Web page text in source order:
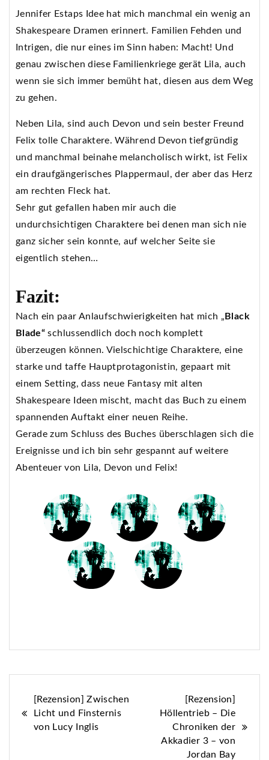
Jennifer Estaps Idee hat mich manchmal ein wenig an
Shakespeare Dramen erinnert. Familien Fehden und
Intrigen, die nur eines im Sinn haben: Macht! Und
genau zwischen diese Familienkriege gerät Lila, auch
wenn sie sich immer bemüht hat, diesen aus dem Weg
zu gehen.
Neben Lila, sind auch Devon und sein bester Freund
Felix tolle Charaktere. Während Devon tiefgründig
und manchmal beinahe melancholisch wirkt, ist Felix
ein draufgängerisches Plappermaul, der aber das Herz
am rechten Fleck hat.
Sehr gut gefallen haben mir auch die
undurchsichtigen Charaktere bei denen man sich nie
ganz sicher sein konnte, auf welcher Seite sie
eigentlich stehen…
Fazit:
Nach ein paar Anlaufschwierigkeiten hat mich „ Black
Blade“schlussendlich doch noch komplett
überzeugen können. Vielschichtige Charaktere, eine
starke und taffe Hauptprotagonistin, gepaart mit
einem Setting, dass neue Fantasy mit alten
Shakespeare Ideen mischt, macht das Buch zu einem
spannenden Auftakt einer neuen Reihe.
Gerade zum Schluss des Buches überschlagen sich die
Ereignisse und ich bin sehr gespannt auf weitere
Abenteuer von Lila, Devon und Felix!
Beitragsnavigation
[Rezension] Zwischen
Licht und Finsternis
von Lucy Inglis
[Rezension]
Höllentrieb – Die
Chroniken der
Akkadier 3 – von
Jordan Bay